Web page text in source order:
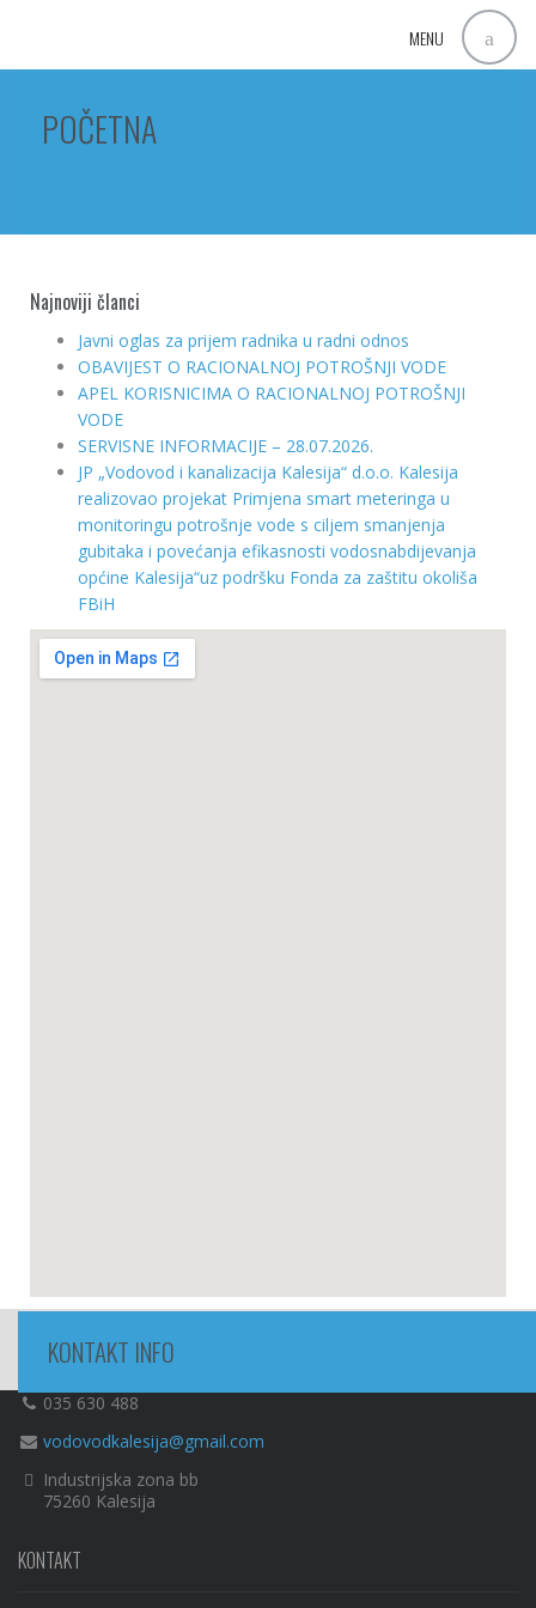
MENU
POČETNA
Najnoviji članci
Javni oglas za prijem radnika u radni odnos
OBAVIJEST O RACIONALNOJ POTROŠNJI VODE
APEL KORISNICIMA O RACIONALNOJ POTROŠNJI
VODE
SERVISNE INFORMACIJE – 28.07.2026.
JP „Vodovod i kanalizacija Kalesija“ d.o.o. Kalesija
realizovao projekat Primjena smart meteringa u
monitoringu potrošnje vode s ciljem smanjenja
gubitaka i povećanja efikasnosti vodosnabdijevanja
općine Kalesija“uz podršku Fonda za zaštitu okoliša
FBiH
KONTAKT INFO
035 630 488
vodovodkalesija@gmail.com
Industrijska zona bb
75260 Kalesija
KONTAKT